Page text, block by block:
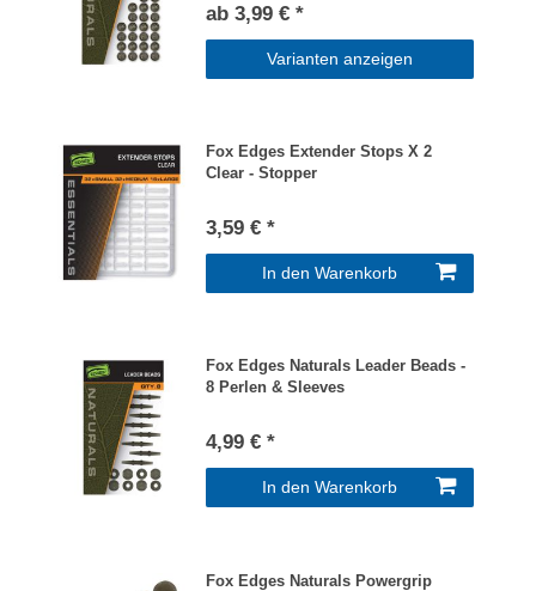
ab 3,99 € *
Varianten anzeigen
Fox Edges Extender Stops X 2
Clear - Stopper
3,59 € *
In den Warenkorb
Fox Edges Naturals Leader Beads -
8 Perlen & Sleeves
4,99 € *
In den Warenkorb
Fox Edges Naturals Powergrip